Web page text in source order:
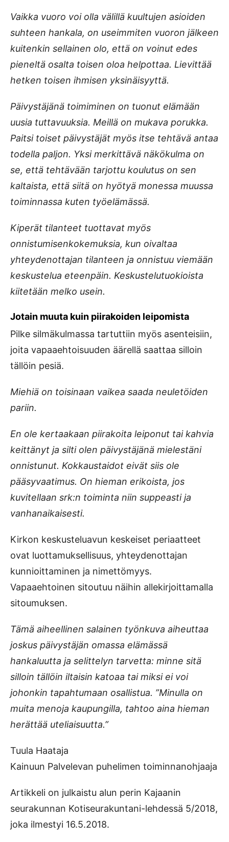
Vaikka vuoro voi olla välillä kuultujen asioiden
suhteen hankala, on useimmiten vuoron jälkeen
kuitenkin sellainen olo, että on voinut edes
pieneltä osalta toisen oloa helpottaa. Lievittää
hetken toisen ihmisen yksinäisyyttä.
Päivystäjänä toimiminen on tuonut elämään
uusia tuttavuuksia. Meillä on mukava porukka.
Paitsi toiset päivystäjät myös itse tehtävä antaa
todella paljon. Yksi merkittävä näkökulma on
se, että tehtävään tarjottu koulutus on sen
kaltaista, että siitä on hyötyä monessa muussa
toiminnassa kuten työelämässä.
Kiperät tilanteet tuottavat myös
onnistumisenkokemuksia, kun oivaltaa
yhteydenottajan tilanteen ja onnistuu viemään
keskustelua eteenpäin. Keskustelutuokioista
kiitetään melko usein.
Jotain muuta kuin piirakoiden leipomista
Pilke silmäkulmassa tartuttiin myös asenteisiin,
joita vapaaehtoisuuden äärellä saattaa silloin
tällöin pesiä.
Miehiä on toisinaan vaikea saada neuletöiden
pariin.
En ole kertaakaan piirakoita leiponut tai kahvia
keittänyt ja silti olen päivystäjänä mielestäni
onnistunut. Kokkaustaidot eivät siis ole
pääsyvaatimus. On hieman erikoista, jos
kuvitellaan srk:n toiminta niin suppeasti ja
vanhanaikaisesti.
Kirkon keskusteluavun keskeiset periaatteet
ovat luottamuksellisuus, yhteydenottajan
kunnioittaminen ja nimettömyys.
Vapaaehtoinen sitoutuu näihin allekirjoittamalla
sitoumuksen.
Tämä aiheellinen salainen työnkuva aiheuttaa
joskus päivystäjän omassa elämässä
hankaluutta ja selittelyn tarvetta: minne sitä
silloin tällöin iltaisin katoaa tai miksi ei voi
johonkin tapahtumaan osallistua. ”Minulla on
muita menoja kaupungilla, tahtoo aina hieman
herättää uteliaisuutta.”
Tuula Haataja
Kainuun Palvelevan puhelimen toiminnanohjaaja
Artikkeli on julkaistu alun perin Kajaanin
seurakunnan Kotiseurakuntani-lehdessä 5/2018,
joka ilmestyi 16.5.2018.